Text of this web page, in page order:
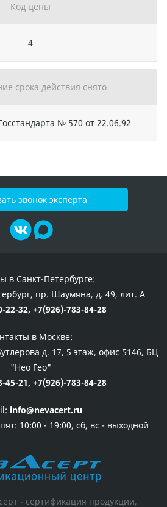
Код цены
4
срока действия снято
№ 570 от 22.06.92
звонок эксперта
в Санкт-Петербурге:
пр. Шаумяна, д. 49, лит. А
22-32, +7(926)-783-84-28
в Москве:
д. 17, 5 этаж, офис 5146, БЦ
"Нео Гео"
45-21, +7(926)-783-84-28
info@nevacert.ru
10:00 - 19:00, сб, вс - выходной
- сертификация продукции,